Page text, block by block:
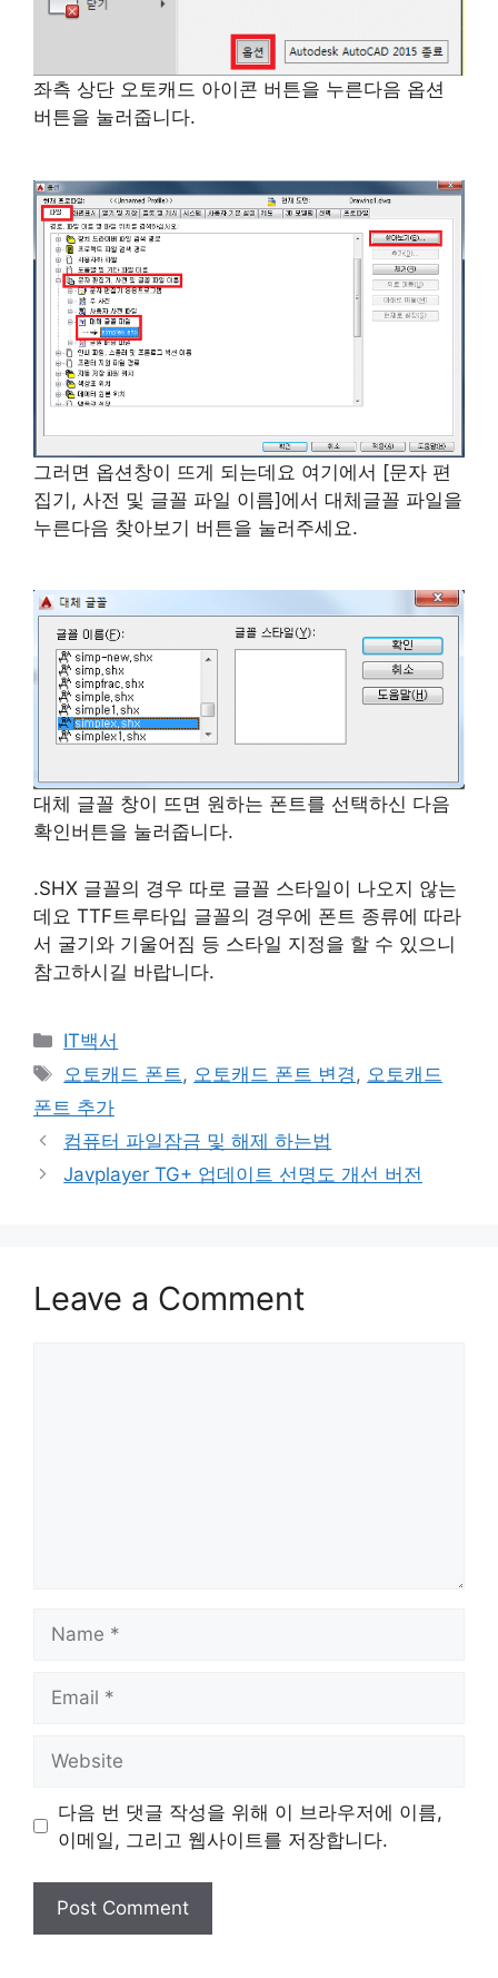
좌측 상단 오토캐드 아이콘 버튼을 누른다음 옵션
버튼을 눌러줍니다.
그러면 옵션창이 뜨게 되는데요 여기에서 [문자 편
집기, 사전 및 글꼴 파일 이름]에서 대체글꼴 파일을
누른다음 찾아보기 버튼을 눌러주세요.
대체 글꼴 창이 뜨면 원하는 폰트를 선택하신 다음
확인버튼을 눌러줍니다.
.SHX 글꼴의 경우 따로 글꼴 스타일이 나오지 않는
데요 TTF트루타입 글꼴의 경우에 폰트 종류에 따라
서 굴기와 기울어짐 등 스타일 지정을 할 수 있으니
참고하시길 바랍니다.
Categories
IT백서
Tags
오토캐드 폰트 , 오토캐드 폰트 변경 , 오토캐드
폰트 추가
Post
navigation
컴퓨터 파일잠금 및 해제 하는법
Javplayer TG+ 업데이트 선명도 개선 버전
Leave a Comment
다음 번 댓글 작성을 위해 이 브라우저에 이름,
이메일, 그리고 웹사이트를 저장합니다.